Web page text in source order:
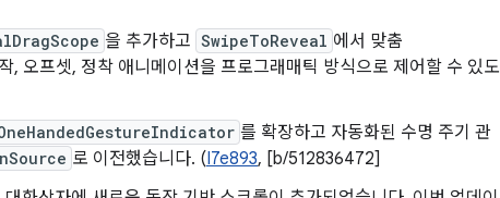
을 추가하고 SwipeToReveal 에서 맞춤
, 오프셋, 정착 애니메이션을 프로그래매틱 방식으로 제어할 수 있도
를 확장하고 자동화된 수명 주기 관
로 이전했습니다. (I7e893, [b/512836472]